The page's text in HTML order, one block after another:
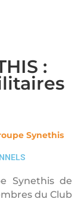
:
Synethis
Synethis de
du Club